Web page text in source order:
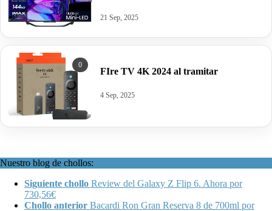
21 Sep, 2025
0
FIre TV 4K 2024 al tramitar
4 Sep, 2025
Nuestro blog de chollos:
Siguiente chollo Review del Galaxy Z Flip 6. Ahora por
730,56€
Chollo anterior Bacardi Ron Gran Reserva 8 de 700ml por